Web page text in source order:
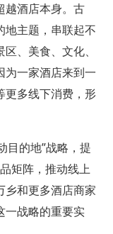
越酒店本身。古
地主题，串联起不
、美食、文化、
为一家酒店来到一
更多线下消费，形
目的地”战略，提
矩阵，推动线上
乡和更多酒店商家
一战略的重要实